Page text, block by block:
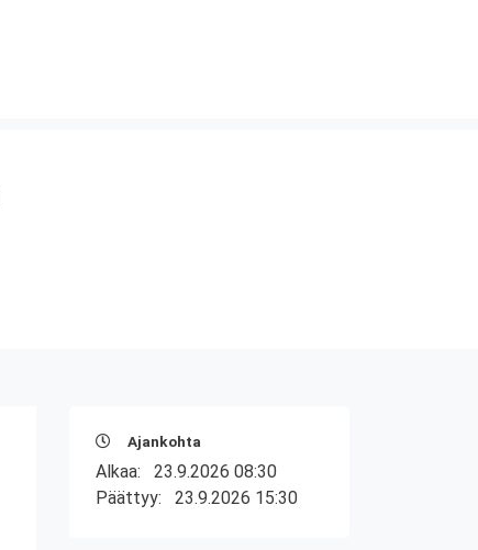
Ajankohta
Alkaa: 23.9.2026 08:30
Päättyy: 23.9.2026 15:30